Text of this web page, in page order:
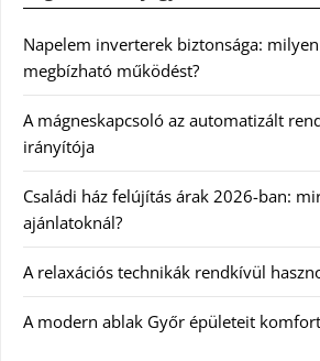
Napelem inverterek biztonsága:
megbízható működést?
A mágneskapcsoló az automatizált
irányítója
Családi ház felújítás árak 2026-ban:
ajánlatoknál?
A relaxációs technikák rendkívül
A modern ablak Győr épületeit